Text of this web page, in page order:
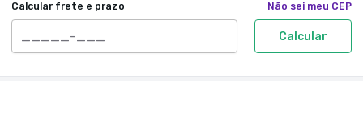
Calcular frete e prazo Não sei meu CEP
Calcular